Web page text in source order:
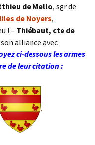
de Mello, sgr de
de Noyers,
! – Thiébaut, cte de
alliance avec
ci-dessous les armes
de leur citation :
.